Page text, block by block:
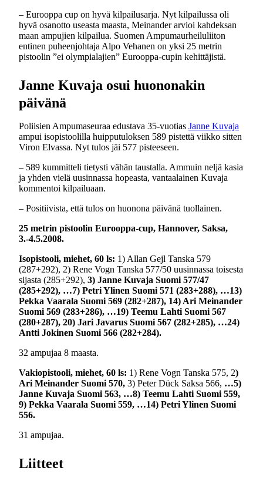
– Eurooppa cup on hyvä kilpailusarja. Nyt kilpailussa oli
hyvä osanotto useasta maasta, Meinander arvioi kahdeksan
maan ampujien kilpailua. Suomen Ampumaurheiluliiton
entinen puheenjohtaja Alpo Vehanen on yksi 25 metrin
pistoolin ”ei olympialajien” Eurooppa-cupin kehittäjistä.
Janne Kuvaja osui huononakin
päivänä
Poliisien Ampumaseuraa edustava 35-vuotias Janne Kuvaja
ampui isopistoolilla huipputuloksen 589 pistettä viikko sitten
Viron Elvassa. Nyt tulos jäi 577 pisteeseen.
– 589 kummitteli tietysti vähän taustalla. Ammuin neljä kasia
ja yhden vielä uusinnassa hopeasta, vantaalainen Kuvaja
kommentoi kilpailuaan.
– Positiivista, että tulos on huonona päivänä tuollainen.
25 metrin pistoolin Eurooppa-cup, Hannover, Saksa,
3.-4.5.2008.
Isopistooli, miehet, 60 ls: 1) Allan Gejl Tanska 579
(287+292), 2) Rene Vogn Tanska 577/50 uusinnassa toisesta
sijasta (285+292), 3) Janne Kuvaja Suomi 577/47
(285+292), …7) Petri Ylinen Suomi 571 (283+288), …13)
Pekka Vaarala Suomi 569 (282+287), 14) Ari Meinander
Suomi 569 (283+286), …19) Teemu Lahti Suomi 567
(280+287), 20) Jari Javarus Suomi 567 (282+285), …24)
Antti Jokinen Suomi 566 (282+284).
32 ampujaa 8 maasta.
Vakiopistooli, miehet, 60 ls: 1) Rene Vogn Tanska 575, 2)
Ari Meinander Suomi 570, 3) Peter Dück Saksa 566, …5)
Janne Kuvaja Suomi 563, …8) Teemu Lahti Suomi 559,
9) Pekka Vaarala Suomi 559, …14) Petri Ylinen Suomi
556.
31 ampujaa.
Liitteet